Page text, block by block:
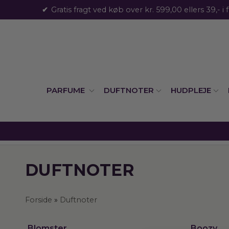
Gratis fragt ved køb over kr. 599,00 ellers 39,- i
PARFUME DUFTNOTER HUDPLEJE
DUFTNOTER
Forside » Duftnoter